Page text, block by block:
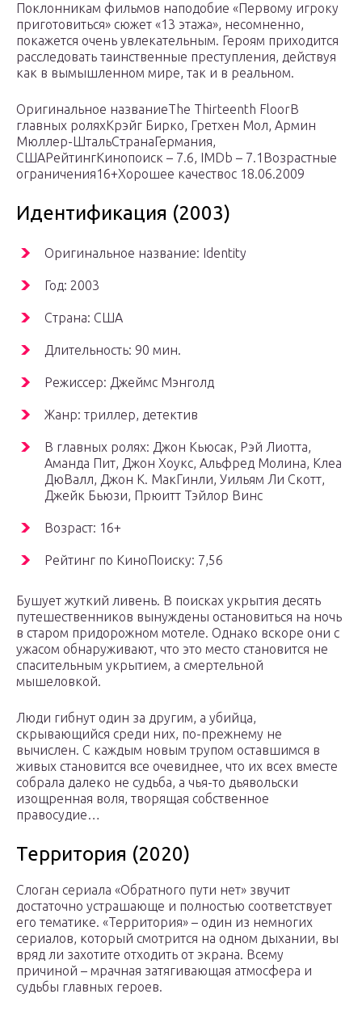
Поклонникам фильмов наподобие «Первому игроку
приготовиться» сюжет «13 этажа», несомненно,
покажется очень увлекательным. Героям приходится
расследовать таинственные преступления, действуя
как в вымышленном мире, так и в реальном.
Оригинальное названиеThe Thirteenth FloorВ
главных роляхКрэйг Бирко, Гретхен Мол, Армин
Мюллер-ШтальСтранаГермания,
СШАРейтингКинопоиск – 7.6, IMDb – 7.1Возрастные
ограничения16+Хорошее качествос 18.06.2009
Идентификация (2003)
Оригинальное название: Identity
Год: 2003
Страна: США
Длительность: 90 мин.
Режиссер: Джеймс Мэнголд
Жанр: триллер, детектив
В главных ролях: Джон Кьюсак, Рэй Лиотта,
Аманда Пит, Джон Хоукс, Альфред Молина, Клеа
ДюВалл, Джон К. МакГинли, Уильям Ли Скотт,
Джейк Бьюзи, Прюитт Тэйлор Винс
Возраст: 16+
Рейтинг по КиноПоиску: 7,56
Бушует жуткий ливень. В поисках укрытия десять
путешественников вынуждены остановиться на ночь
в старом придорожном мотеле. Однако вскоре они с
ужасом обнаруживают, что это место становится не
спасительным укрытием, а смертельной
мышеловкой.
Люди гибнут один за другим, а убийца,
скрывающийся среди них, по-прежнему не
вычислен. С каждым новым трупом оставшимся в
живых становится все очевиднее, что их всех вместе
собрала далеко не судьба, а чья-то дьявольски
изощренная воля, творящая собственное
правосудие…
Территория (2020)
Слоган сериала «Обратного пути нет» звучит
достаточно устрашающе и полностью соответствует
его тематике. «Территория» – один из немногих
сериалов, который смотрится на одном дыхании, вы
вряд ли захотите отходить от экрана. Всему
причиной – мрачная затягивающая атмосфера и
судьбы главных героев.